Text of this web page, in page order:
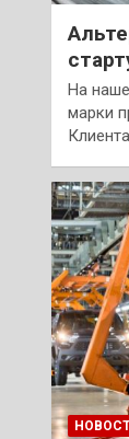
На
марки